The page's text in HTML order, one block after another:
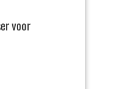
voor